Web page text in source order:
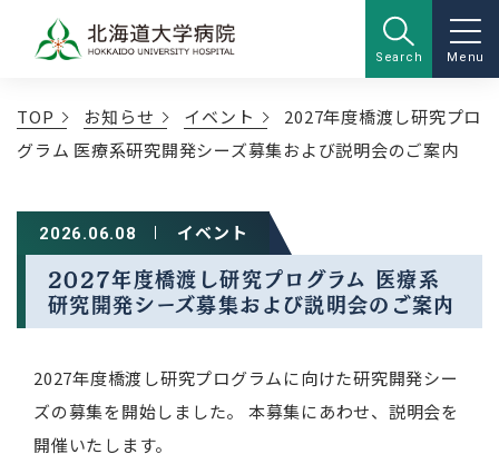
Search Menu
TOP お知らせ イベント
2027年度橋渡し研究プロ
グラム 医療系研究開発シーズ募集および説明会のご案内
2026.06.08 イベント
2027年度橋渡し研究プログラム 医療系
研究開発シーズ募集および説明会のご案内
2027年度橋渡し研究プログラムに向けた研究開発シー
ズの募集を開始しました。 本募集にあわせ、説明会を
開催いたします。